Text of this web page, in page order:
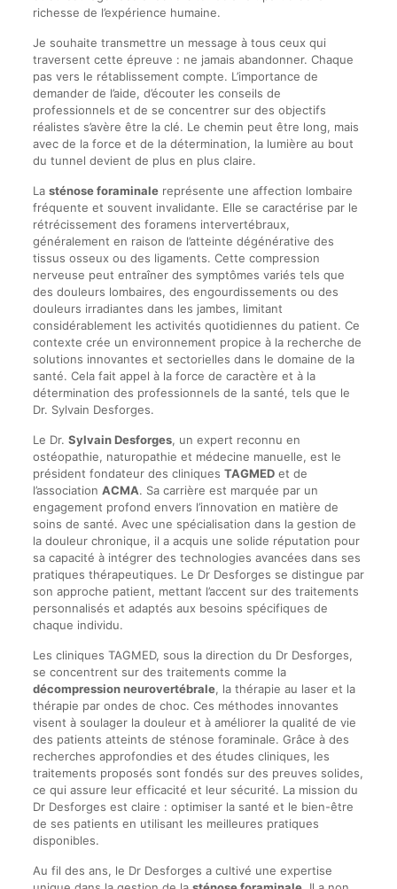
richesse de l’expérience humaine.
Je souhaite transmettre un message à tous ceux qui
traversent cette épreuve : ne jamais abandonner. Chaque
pas vers le rétablissement compte. L’importance de
demander de l’aide, d’écouter les conseils de
professionnels et de se concentrer sur des objectifs
réalistes s’avère être la clé. Le chemin peut être long, mais
avec de la force et de la détermination, la lumière au bout
du tunnel devient de plus en plus claire.
La sténose foraminalereprésente une affection lombaire
fréquente et souvent invalidante. Elle se caractérise par le
rétrécissement des foramens intervertébraux,
généralement en raison de l’atteinte dégénérative des
tissus osseux ou des ligaments. Cette compression
nerveuse peut entraîner des symptômes variés tels que
des douleurs lombaires, des engourdissements ou des
douleurs irradiantes dans les jambes, limitant
considérablement les activités quotidiennes du patient. Ce
contexte crée un environnement propice à la recherche de
solutions innovantes et sectorielles dans le domaine de la
santé. Cela fait appel à la force de caractère et à la
détermination des professionnels de la santé, tels que le
Dr. Sylvain Desforges.
Le Dr. Sylvain Desforges, un expert reconnu en
ostéopathie, naturopathie et médecine manuelle, est le
président fondateur des cliniques TAGMEDet de
l’association ACMA. Sa carrière est marquée par un
engagement profond envers l’innovation en matière de
soins de santé. Avec une spécialisation dans la gestion de
la douleur chronique, il a acquis une solide réputation pour
sa capacité à intégrer des technologies avancées dans ses
pratiques thérapeutiques. Le Dr Desforges se distingue par
son approche patient, mettant l’accent sur des traitements
personnalisés et adaptés aux besoins spécifiques de
chaque individu.
Les cliniques TAGMED, sous la direction du Dr Desforges,
se concentrent sur des traitements comme la
décompression neurovertébrale, la thérapie au laser et la
thérapie par ondes de choc. Ces méthodes innovantes
visent à soulager la douleur et à améliorer la qualité de vie
des patients atteints de sténose foraminale. Grâce à des
recherches approfondies et des études cliniques, les
traitements proposés sont fondés sur des preuves solides,
ce qui assure leur efficacité et leur sécurité. La mission du
Dr Desforges est claire : optimiser la santé et le bien-être
de ses patients en utilisant les meilleures pratiques
disponibles.
Au fil des ans, le Dr Desforges a cultivé une expertise